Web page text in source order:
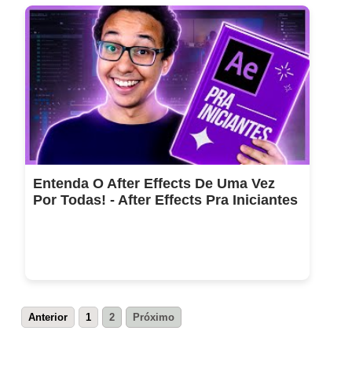
Entenda O After Effects De Uma Vez
Por Todas! - After Effects Pra Iniciantes
Anterior 1 2 Próximo